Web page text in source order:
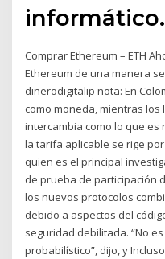
informático.
Comprar Ethereum – ETH
Ethereum de una manera
dinerodigitalip nota: En
como moneda, mientras
intercambia como lo que
la tarifa aplicable se rige
quien es el principal
de prueba de participación
los nuevos protocolos
debido a aspectos del
seguridad debilitada. “No
probabilístico”, dijo, y